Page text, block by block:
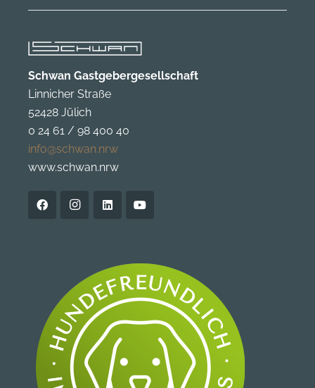
Schwan Gastgebergesellschaft
Linnicher Straße
52428 Jülich
0 24 61 / 98 400 40
info@schwan.nrw
www.schwan.nrw